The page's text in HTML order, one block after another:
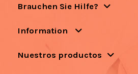
Brauchen Sie Hilfe?
Information
Nuestros productos